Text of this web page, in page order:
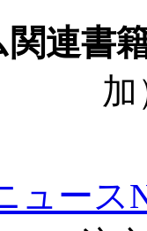
関連
加
ュース